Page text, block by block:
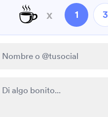
☕ x 1 3